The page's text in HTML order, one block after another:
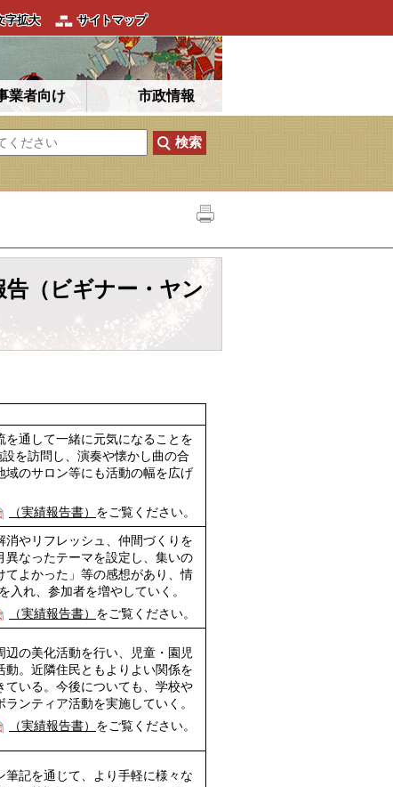
字拡大 サイトマップ
業者向け 市政情報
（ビギナー・ヤン
通して一緒に元気になることを
を訪問し、演奏や懐かし曲の合
のサロン等にも活動の幅を広げ
（実績報告書） をご覧ください。
やリフレッシュ、仲間づくりを
なったテーマを設定し、集いの
よかった」等の感想があり、情
入れ、参加者を増やしていく。
（実績報告書） をご覧ください。
の美化活動を行い、児童・園児
。近隣住民ともよりよい関係を
いる。今後についても、学校や
ンティア活動を実施していく。
（実績報告書） をご覧ください。
記を通じて、より手軽に様々な